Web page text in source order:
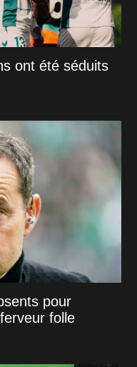
ont été séduits
pour
folle